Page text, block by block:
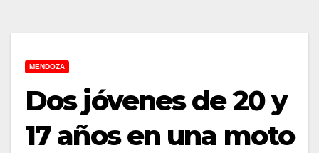
MENDOZA
Dos jóvenes de 20 y
17 años en una moto